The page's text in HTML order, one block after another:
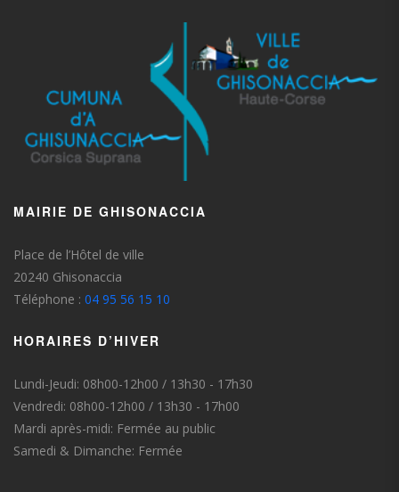
MAIRIE DE GHISONACCIA
Place de l’Hôtel de ville
20240 Ghisonaccia
Téléphone : 04 95 56 15 10
HORAIRES D’HIVER
Lundi-Jeudi: 08h00-12h00 / 13h30 - 17h30
Vendredi: 08h00-12h00 / 13h30 - 17h00
Mardi après-midi: Fermée au public
Samedi & Dimanche: Fermée